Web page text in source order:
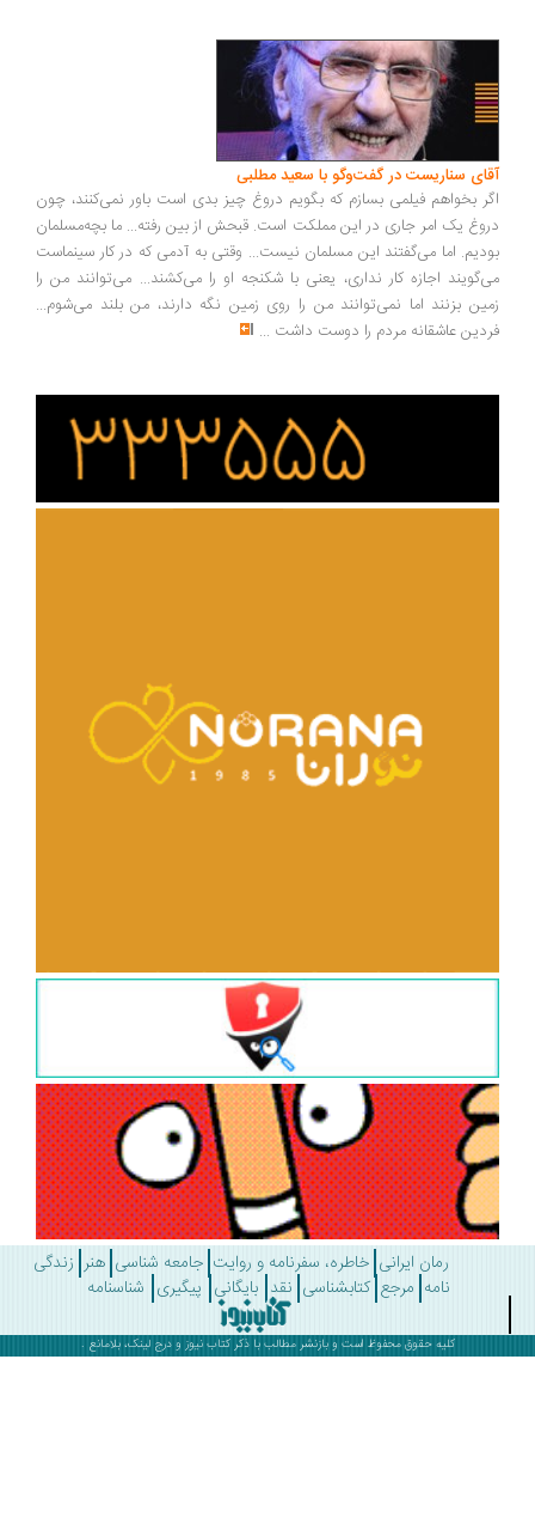
سناریست در گفت‌وگو با سعید مطلبی
بخواهم فیلمی بسازم که بگویم دروغ چیز بدی است باور نمی‌کنند، چون
یک امر جاری در این مملکت است. قبحش از بین رفته... ما بچه‌مسلمان
اما می‌گفتند این مسلمان نیست... وقتی به آدمی که در کار سینماست
اجازه کار نداری، یعنی با شکنجه او را می‌کشند... می‌توانند من را
بزنند اما نمی‌توانند من را روی زمین نگه دارند، من بلند می‌شوم...
عاشقانه مردم را دوست داشت ...
رمان ایرانی خاطره، سفرنامه و روایت جامعه شناسی هنر زندگی
مرجع کتابشناسی نقد بایگانی پیگیری شناسنامه
کلیه حقوق محفوظ است و بازنشر مطالب با ذکرکتاب نیوز و درج لینک، بلامانع .